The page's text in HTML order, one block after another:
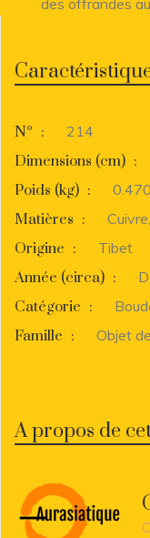
N° :
214
Dimensions (cm) :
Poids (kg) :
Matières :
Origine :
Tibet
Année (circa) :
Catégorie :
Famille : Objet
A propos de